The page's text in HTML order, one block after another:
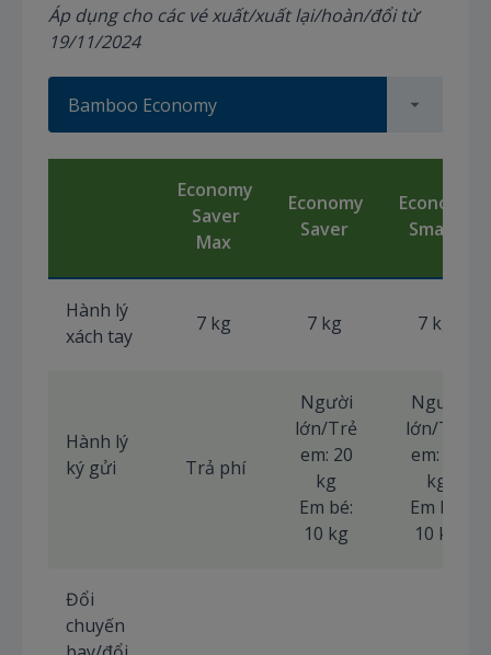
Áp dụng cho các vé xuất/xuất lại/hoàn/đổi từ
19/11/2024
Bamboo Economy
Economy
Saver
Max
Economy
Saver
Economy
Smart
Hành lý
xách tay
7 kg 7 kg 7 kg
Hành lý
ký gửi
Trả phí
Người
lớn/Trẻ
em: 20
kg
Em bé:
10 kg
Người
lớn/Trẻ
em: 20
kg
Em bé:
10 kg
Đổi
chuyến